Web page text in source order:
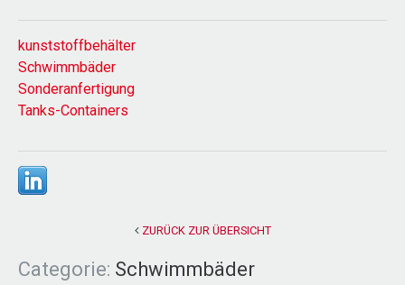
kunststoffbehälter
Schwimmbäder
Sonderanfertigung
Tanks-Containers
ZURÜCK ZUR ÜBERSICHT
Categorie: Schwimmbäder